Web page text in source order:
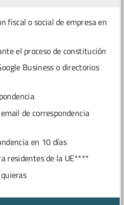
fiscal o social de empresa en
el proceso de constitución
Business o directorios
de correspondencia
en 10 días
residentes de la UE****